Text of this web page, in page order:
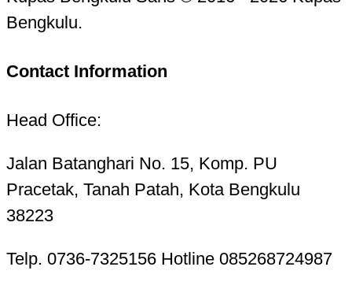
Bengkulu.
Contact Information
Head Office:
Jalan Batanghari No. 15, Komp. PU
Pracetak, Tanah Patah, Kota Bengkulu
38223
Telp. 0736-7325156 Hotline 085268724987